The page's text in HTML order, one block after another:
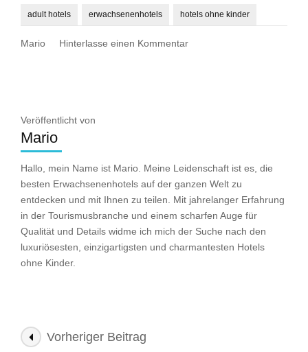
adult hotels erwachsenenhotels hotels ohne kinder
Mario Hinterlasse einen Kommentarzu
Veröffentlicht von
Mario
Hallo, mein Name ist Mario. Meine Leidenschaft ist es, die
besten Erwachsenenhotels auf der ganzen Welt zu
entdecken und mit Ihnen zu teilen. Mit jahrelanger Erfahrung
in der Tourismusbranche und einem scharfen Auge für
Qualität und Details widme ich mich der Suche nach den
luxuriösesten, einzigartigsten und charmantesten Hotels
ohne Kinder.
Beitragsnavigation
Vorheriger Beitrag